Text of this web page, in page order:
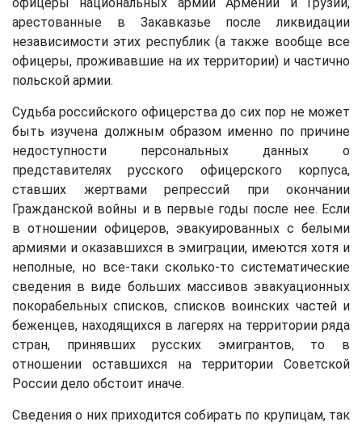
арестованные в Закавказье после ликвидации
независимости этих республик (а также вообще все
офицеры, проживавшие на их территории) и частично
польской армии.
Судьба российского офицерства до сих пор не может
быть изучена должным образом именно по причине
недоступности персональных данных о
представителях русского офицерского корпуса,
ставших жертвами репрессий при окончании
Гражданской войны и в первые годы после нее. Если
в отношении офицеров, эвакуированных с белыми
армиями и оказавшихся в эмиграции, имеются хотя и
неполные, но все-таки сколько-то систематические
сведения в виде больших массивов эвакуационных
покорабельных списков, списков воинских частей и
беженцев, находящихся в лагерях на территории ряда
стран, принявших русских эмигрантов, то в
отношении оставшихся на территории Советской
России дело обстоит иначе.
Сведения о них приходится собирать по крупицам, так